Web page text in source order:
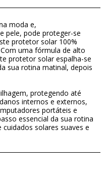
moda e,
pele, pode proteger-se
protetor solar 100%
uma fórmula de alto
protetor solar espalha-se
sua rotina matinal, depois
protegendo até
internos e externos,
portáteis e
essencial da sua rotina
solares suaves e